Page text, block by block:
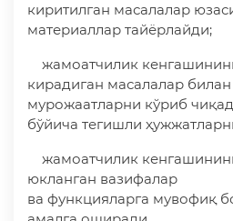
киритилган масалалар
материаллар тайёрлайди;
жамоатчилик
кирадиган масалалар
мурожаатларни кўриб
бўйича тегишли
жамоатчилик
юкланган вазифалар
ва функцияларга мувофиқ